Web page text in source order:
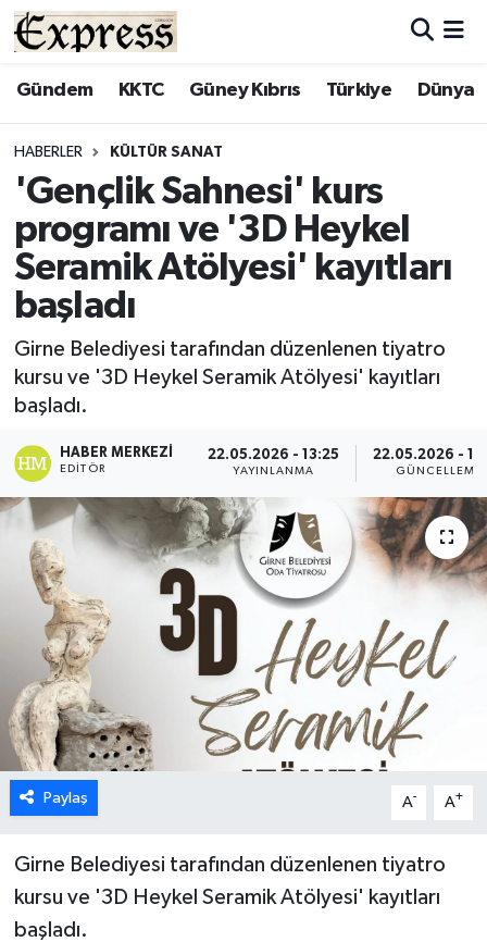
Gündem KKTC Güney Kıbrıs Türkiye Dünya
HABERLER KÜLTÜR SANAT
'Gençlik Sahnesi' kurs
programı ve '3D Heykel
Seramik Atölyesi' kayıtları
başladı
Girne Belediyesi tarafından düzenlenen tiyatro
kursu ve '3D Heykel Seramik Atölyesi' kayıtları
başladı.
HABER MERKEZI
EDITÖR
22.05.2026 - 13:25
YAYINLANMA
22.05.2026 -
GÜNCELLEME
Paylaş A- A+
Girne Belediyesi tarafından düzenlenen tiyatro
kursu ve '3D Heykel Seramik Atölyesi' kayıtları
başladı.
ALAYKÖY
BİLİM
ÇATALKÖY
DÜNYA
EĞİTİM
EKONOMİ
ENGLISH
ESENTEPE
GAZİMAĞUSA
GİRNE
GÜNDEM
GÜNEY KIBRIS
İÇ HABERLER
KÜLTÜR SANAT
Hava Durumu
Süper Lig Puan Durumu ve Fikstür
Tüm Manşetler
Son Dakika Haberleri
Haber Arşivi